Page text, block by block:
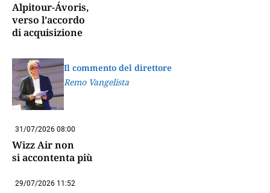
Alpitour-Ávoris,
verso l’accordo
di acquisizione
Il commento del direttore
Remo Vangelista
31/07/2026 08:00
Wizz Air non
si accontenta più
29/07/2026 11:52